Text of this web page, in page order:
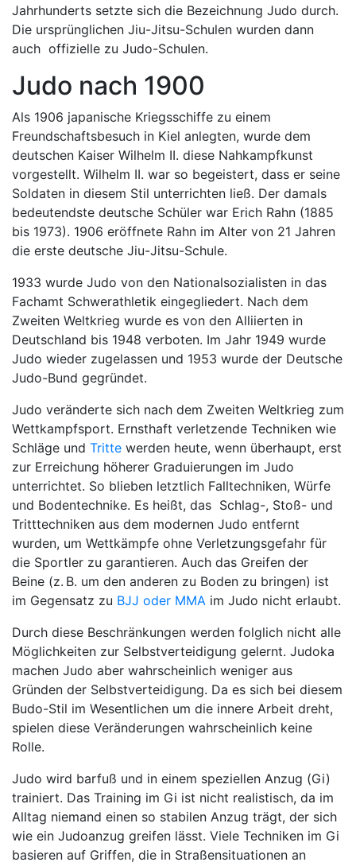
Jahrhunderts setzte sich die Bezeichnung Judo durch.
Die ursprünglichen Jiu-Jitsu-Schulen wurden dann
auch offizielle zu Judo-Schulen.
Judo nach 1900
Als 1906 japanische Kriegsschiffe zu einem
Freundschaftsbesuch in Kiel anlegten, wurde dem
deutschen Kaiser Wilhelm II. diese Nahkampfkunst
vorgestellt. Wilhelm II. war so begeistert, dass er seine
Soldaten in diesem Stil unterrichten ließ. Der damals
bedeutendste deutsche Schüler war Erich Rahn (1885
bis 1973). 1906 eröffnete Rahn im Alter von 21 Jahren
die erste deutsche Jiu-Jitsu-Schule.
1933 wurde Judo von den Nationalsozialisten in das
Fachamt Schwerathletik eingegliedert. Nach dem
Zweiten Weltkrieg wurde es von den Alliierten in
Deutschland bis 1948 verboten. Im Jahr 1949 wurde
Judo wieder zugelassen und 1953 wurde der Deutsche
Judo-Bund gegründet.
Judo veränderte sich nach dem Zweiten Weltkrieg zum
Wettkampfsport. Ernsthaft verletzende Techniken wie
Schläge und Tritte werden heute, wenn überhaupt, erst
zur Erreichung höherer Graduierungen im Judo
unterrichtet. So blieben letztlich Falltechniken, Würfe
und Bodentechnike. Es heißt, das Schlag-, Stoß- und
Tritttechniken aus dem modernen Judo entfernt
wurden, um Wettkämpfe ohne Verletzungsgefahr für
die Sportler zu garantieren. Auch das Greifen der
Beine (z. B. um den anderen zu Boden zu bringen) ist
im Gegensatz zu BJJ oder MMA im Judo nicht erlaubt.
Durch diese Beschränkungen werden folglich nicht alle
Möglichkeiten zur Selbstverteidigung gelernt. Judoka
machen Judo aber wahrscheinlich weniger aus
Gründen der Selbstverteidigung. Da es sich bei diesem
Budo-Stil im Wesentlichen um die innere Arbeit dreht,
spielen diese Veränderungen wahrscheinlich keine
Rolle.
Judo wird barfuß und in einem speziellen Anzug (Gi)
trainiert. Das Training im Gi ist nicht realistisch, da im
Alltag niemand einen so stabilen Anzug trägt, der sich
wie ein Judoanzug greifen lässt. Viele Techniken im Gi
basieren auf Griffen, die in Straßensituationen an